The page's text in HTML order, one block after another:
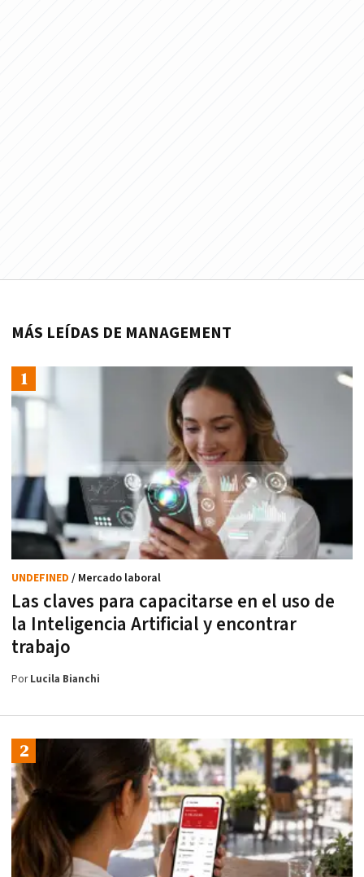
MÁS LEÍDAS DE MANAGEMENT
Las claves para capacitarse en el uso de
la Inteligencia Artificial y encontrar
trabajo
UNDEFINED / Mercado laboral
PorLucila Bianchi